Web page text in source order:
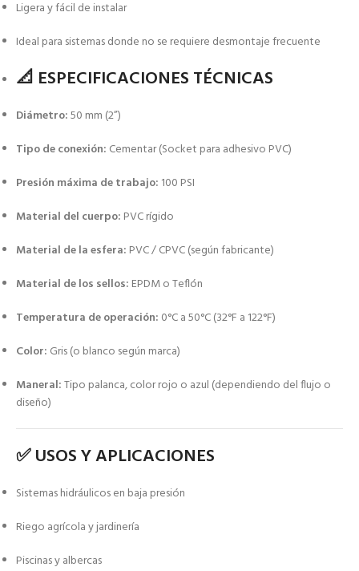
Ligera y fácil de instalar
Ideal para sistemas donde no se requiere desmontaje frecuente
📐 ESPECIFICACIONES TÉCNICAS
Diámetro:50 mm (2”)
Tipo de conexión: Cementar (Socket para adhesivo PVC)
Presión máxima de trabajo: 100 PSI
Material del cuerpo: PVC rígido
Material de la esfera: PVC / CPVC (según fabricante)
Material de los sellos: EPDM o Teflón
Temperatura de operación: 0°C a 50°C (32°F a 122°F)
Color: Gris (o blanco según marca)
Maneral:Tipo palanca, color rojo o azul (dependiendo del flujo o
diseño)
✅ USOS Y APLICACIONES
Sistemas hidráulicos en baja presión
Riego agrícola y jardinería
Piscinas y albercas